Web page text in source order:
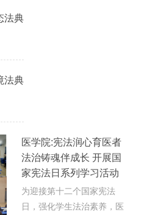
开展以“民法典护航青春 法
作品征集等多种形式，让民
朵e站”举办民法典主题讲座
暨知识竞答活动。讲座中，
高立萍老师以...
法典
法典
医学院:宪法润心育医者
法治铸魂伴成长 开展国
家宪法日系列学习活动
为迎接第十二个国家宪法
日，强化学生法治素养，医